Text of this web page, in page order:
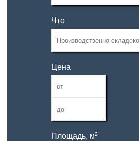
Что
Цена
—
Площадь, м2